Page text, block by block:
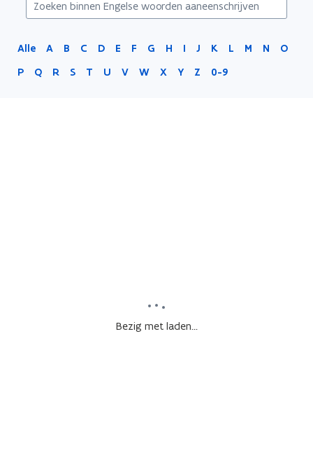
Alle A B C D E F G H I J K L M N
O
P
Q R S T U V W X Y Z 0-9
Bezig met laden...